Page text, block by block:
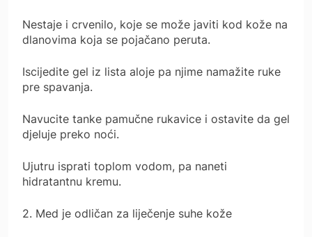
Nestaje i crvenilo, koje se može javiti kod kože na
dlanovima koja se pojačano peruta.
Iscijedite gel iz lista aloje pa njime namažite ruke
pre spavanja.
Navucite tanke pamučne rukavice i ostavite da gel
djeluje preko noći.
Ujutru isprati toplom vodom, pa naneti
hidratantnu kremu.
2. Med je odličan za liječenje suhe kože